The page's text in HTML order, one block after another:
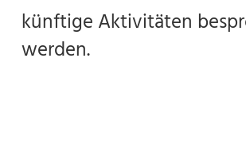
künftige Aktivitäten
werden.